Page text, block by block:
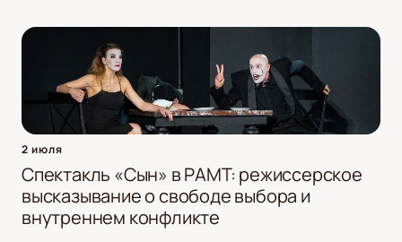
2 июля
Спектакль «Сын» в РАМТ: режиссерское
высказывание о свободе выбора и
внутреннем конфликте